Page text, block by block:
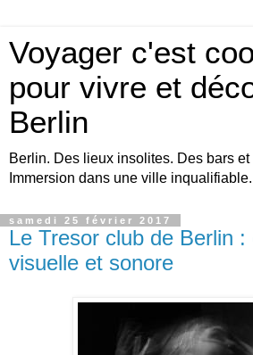
Voyager c'est
pour vivre et
Berlin
Berlin. Des lieux insolites. Des bars
Immersion dans une ville inqualifiable.
samedi 25 février 2017
Le Tresor club de Berlin :
visuelle et sonore